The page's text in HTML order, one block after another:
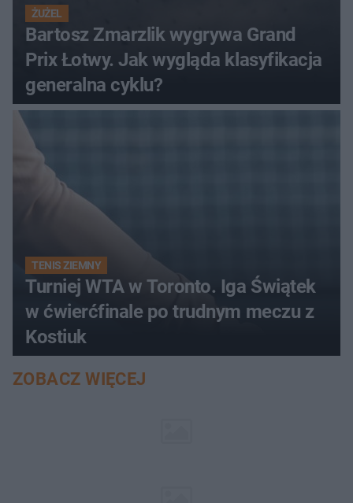
ŻUŻEL
Bartosz Zmarzlik wygrywa Grand
Prix Łotwy. Jak wygląda klasyfikacja
generalna cyklu?
TENIS ZIEMNY
Turniej WTA w Toronto. Iga Świątek
w ćwierćfinale po trudnym meczu z
Kostiuk
ZOBACZ WIĘCEJ